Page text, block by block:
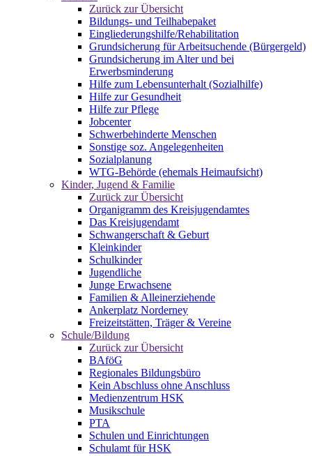
Zurück zur Übersicht
Bildungs- und Teilhabepaket
Eingliederungshilfe/Rehabilitation
Grundsicherung für Arbeitsuchende (Bürgergeld)
Grundsicherung im Alter und bei
Erwerbsminderung
Hilfe zum Lebensunterhalt (Sozialhilfe)
Hilfe zur Gesundheit
Hilfe zur Pflege
Jobcenter
Schwerbehinderte Menschen
Sonstige soz. Angelegenheiten
Sozialplanung
WTG-Behörde (ehemals Heimaufsicht)
Kinder, Jugend & Familie
Zurück zur Übersicht
Organigramm des Kreisjugendamtes
Das Kreisjugendamt
Schwangerschaft & Geburt
Kleinkinder
Schulkinder
Jugendliche
Junge Erwachsene
Familien & Alleinerziehende
Ankerplatz Norderney
Freizeitstätten, Träger & Vereine
Schule/Bildung
Zurück zur Übersicht
BAföG
Regionales Bildungsbüro
Kein Abschluss ohne Anschluss
Medienzentrum HSK
Musikschule
PTA
Schulen und Einrichtungen
Schulamt für HSK